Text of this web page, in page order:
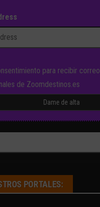
para recibir
de Zoomdestinos.es
PORTALES: